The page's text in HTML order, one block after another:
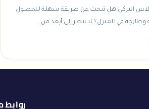
جلاس التركى هل تبحث عن طريقة سهلة للحصول
في المنزل؟ لا تنظر إلى أبعد من…